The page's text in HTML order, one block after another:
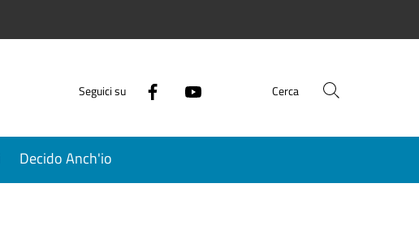
Seguici su Cerca
Decido Anch'io